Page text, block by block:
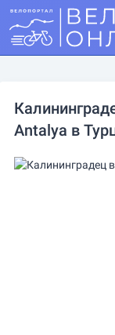
Antalya в